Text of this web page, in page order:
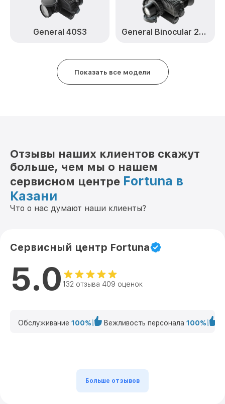
Замена дисплея (экрана) General 50S3
от 750₽
Ремонт платы управления
(восстановление) General 50S3 Fortuna
Ремонт капиллярной трубки General
General 40S3 General Binocular 25S6
Показать все модели
Отзывы наших клиентов скажут
больше, чем мы о нашем
сервисном центре Fortuna в
Казани
Что о нас думают наши клиенты?
Сервисный центр Fortuna
5.0 132 отзыва 409 оценок
Обслуживание 100% Вежливость персонала 100%
Больше отзывов